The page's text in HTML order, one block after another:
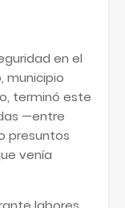
en el
municipio
terminó este
—entre
presuntos
venía